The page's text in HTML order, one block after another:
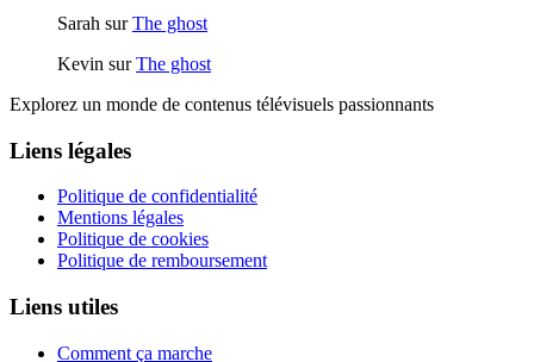
Sarah surThe ghost
Kevin surThe ghost
Explorez un monde de contenus télévisuels passionnants
Liens légales
Politique de confidentialité
Mentions légales
Politique de cookies
Politique de remboursement
Liens utiles
Comment ça marche